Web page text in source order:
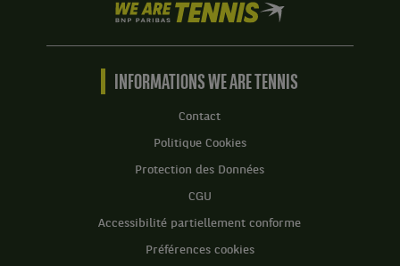
We
are
Tennis
BNP
Accueil
INFORMATIONS WE ARE TENNIS
Contact
Politique Cookies
Protection des Données
CGU
Accessibilité partiellement conforme
Préférences cookies